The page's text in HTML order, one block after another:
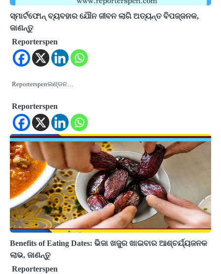
ସ୍ମାର୍ଟଫୋନ୍ ବ୍ୟବହାର ଯୌନ ଜୀବନ ଲାଗି ଅତ୍ୟନ୍ତ ବିପଜ୍ଜନକ,
ଜାଣନ୍ତୁ
Reporterspen
Reporterspenଲଣ୍ଡନ…
Reporterspen
Benefits of Eating Dates: ଭିଜା ଖଜୁର ଖାଇବାର ଆଶ୍ଚର୍ଯ୍ୟଜନକ
ଲାଭ, ଜାଣନ୍ତୁ
Reporterspen